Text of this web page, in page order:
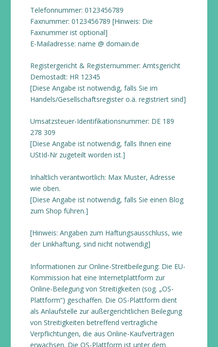
Telefonnummer: 0123456789
Faxnummer: 0123456789 [Hinweis: Die
Faxnummer ist optional]
E-Mailadresse: name @ domain.de
Registergericht & Registernummer: Amtsgericht
Demostadt: HR 12345
[Diese Angabe ist notwendig, falls Sie im
Handels/Gesellschaftsregister o.ä. registriert sind]
Umsatzsteuer-Identifikationsnummer: DE 189
278 309
[Diese Angabe ist notwendig, falls Ihnen eine
UStId-Nr zugeteilt worden ist.]
Inhaltlich verantwortlich: Max Muster, Adresse
wie oben.
[Diese Angabe ist notwendig, falls Sie einen Blog
zum Shop führen.]
[Hinweis: Angaben zum Haftungsausschluss, wie
der Linkhaftung, sind nicht notwendig]
Informationen zur Online-Streitbeilegung: Die EU-
Kommission hat eine Internetplattform zur
Online-Beilegung von Streitigkeiten (sog. „OS-
Plattform“) geschaffen. Die OS-Plattform dient
als Anlaufstelle zur außergerichtlichen Beilegung
von Streitigkeiten betreffend vertragliche
Verpflichtungen, die aus Online-Kaufverträgen
erwachsen. Die OS-Plattform ist unter dem